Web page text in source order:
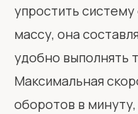
упростить
массу, она
удобно выполнять
Максимальная
оборотов в